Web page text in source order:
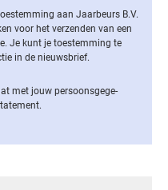
aan Jaarbeurs B.V.
voor het verzenden van een
Je kunt je toestemming te
in de nieuwsbrief.
met jouw per­soons­ge­ge­